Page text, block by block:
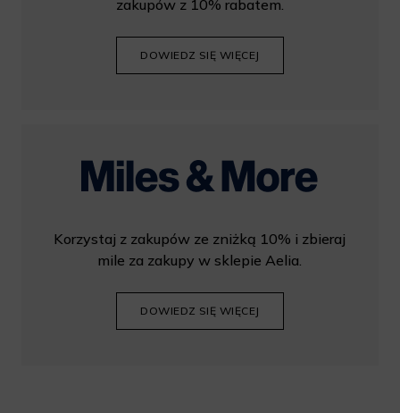
zakupów z 10% rabatem.
DOWIEDZ SIĘ WIĘCEJ
Korzystaj z zakupów ze zniżką 10% i zbieraj
mile za zakupy w sklepie Aelia.
DOWIEDZ SIĘ WIĘCEJ